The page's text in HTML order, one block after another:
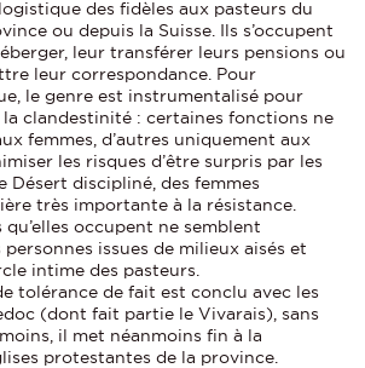
des fidèles aux pasteurs du
ou depuis la Suisse. Ils s’occupent
leur transférer leurs pensions ou
leur correspondance. Pour
le genre est instrumentalisé pour
clandestinité : certaines fonctions ne
femmes, d’autres uniquement aux
les risques d’être surpris par les
Désert discipliné, des femmes
très importante à la résistance.
qu’elles occupent ne semblent
personnes issues de milieux aisés et
intime des pasteurs.
tolérance de fait est conclu avec les
(dont fait partie le Vivarais), sans
il met néanmoins fin à la
protestantes de la province.